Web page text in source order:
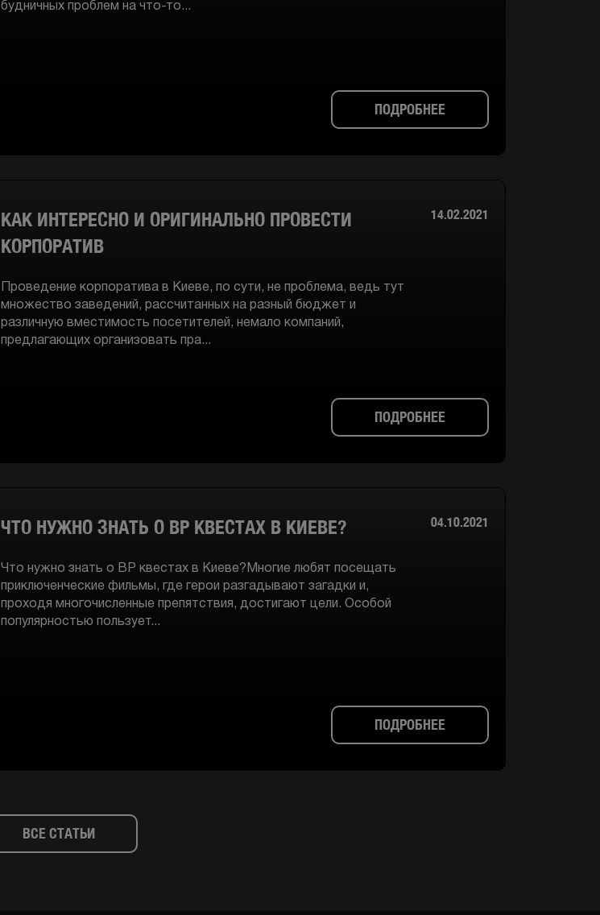
будничных проблем на что-то...
ПОДРОБНЕЕ
КАК ИНТЕРЕСНО И ОРИГИНАЛЬНО ПРОВЕСТИ
КОРПОРАТИВ
Проведение корпоратива в Киеве, по сути, не проблема, ведь тут
множество заведений, рассчитанных на разный бюджет и
различную вместимость посетителей, немало компаний,
предлагающих организовать пра...
14.02.2021
ПОДРОБНЕЕ
ЧТО НУЖНО ЗНАТЬ О ВР КВЕСТАХ В КИЕВЕ?
Что нужно знать о ВР квестах в Киеве?Многие любят посещать
приключенческие фильмы, где герои разгадывают загадки и,
проходя многочисленные препятствия, достигают цели. Особой
популярностью пользует...
04.10.2021
ПОДРОБНЕЕ
ВСЕ СТАТЬИ